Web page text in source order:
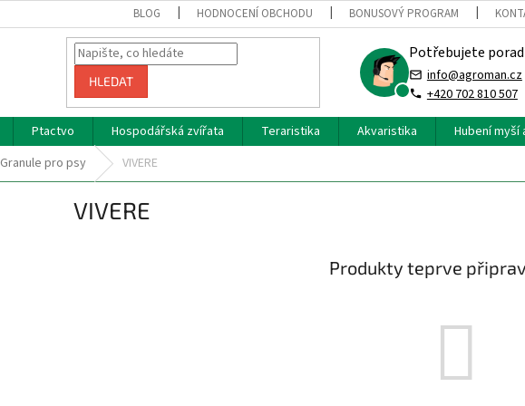
BLOG HODNOCENÍ OBCHODU BONUSOVÝ PROGRAM
HLEDAT
Potřebujete
info@agroman.cz
+420 702 810 507
Ptactvo Hospodářská zvířata Teraristika Akvaristika Hubení myší
Granule pro psy VIVERE
VIVERE
Produkty teprve